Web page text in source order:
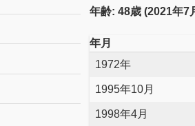
年齢: 48歳 (2021年7
年月
1972年
1995年10月
1998年4月